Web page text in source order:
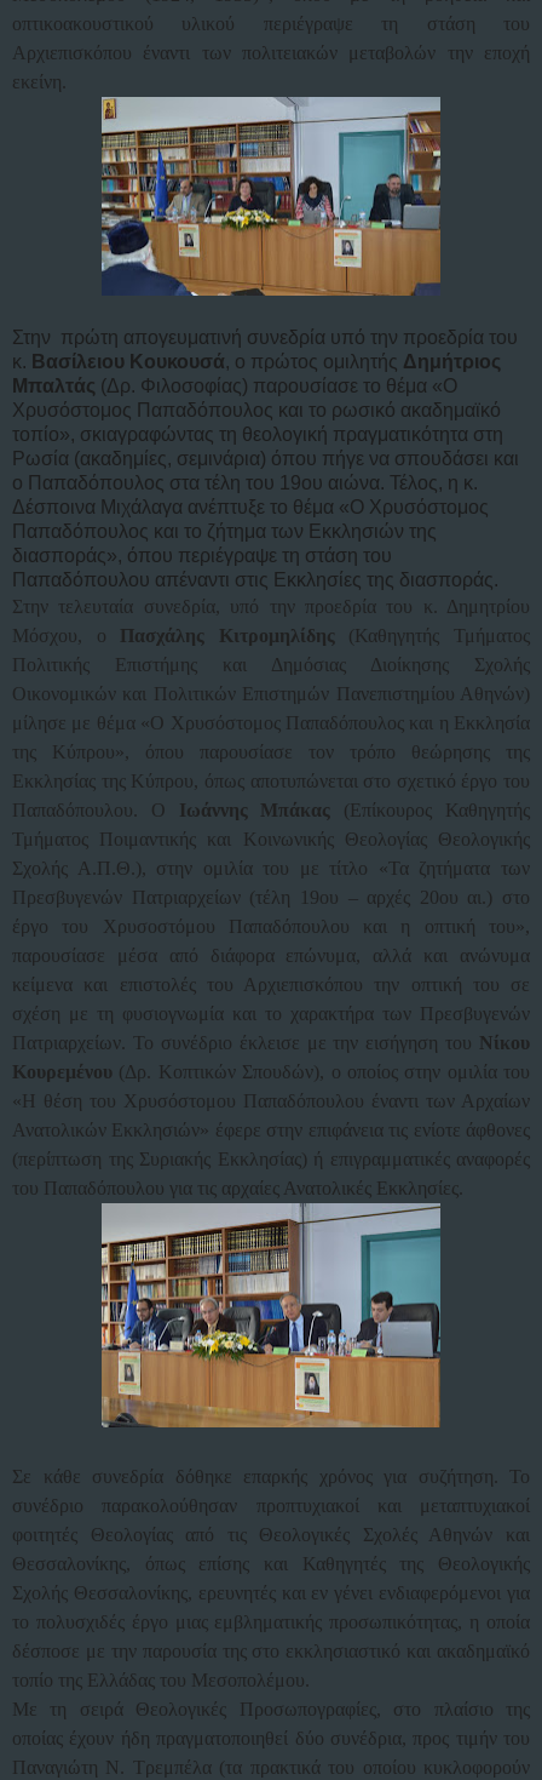
οπτικοακουστικού υλικού περιέγραψε τη στάση του
Αρχιεπισκόπου έναντι των πολιτειακών μεταβολών την εποχή
εκείνη.
Στην πρώτη απογευματινή συνεδρία υπό την προεδρία του
κ. Βασίλειου Κουκουσά, ο πρώτος ομιλητής Δημήτριος
Μπαλτάς (Δρ. Φιλοσοφίας) παρουσίασε το θέμα «Ο
Χρυσόστομος Παπαδόπουλος και το ρωσικό ακαδημαϊκό
τοπίο», σκιαγραφώντας τη θεολογική πραγματικότητα στη
Ρωσία (ακαδημίες, σεμινάρια) όπου πήγε να σπουδάσει και
ο Παπαδόπουλος στα τέλη του 19ου αιώνα. Τέλος, η κ.
Δέσποινα Μιχάλαγα ανέπτυξε το θέμα «Ο Χρυσόστομος
Παπαδόπουλος και το ζήτημα των Εκκλησιών της
διασποράς», όπου περιέγραψε τη στάση του
Παπαδόπουλου απέναντι στις Εκκλησίες της διασποράς.
Στην τελευταία συνεδρία, υπό την προεδρία του κ. Δημητρίου
Μόσχου, ο Πασχάλης Κιτρομηλίδης (Καθηγητής Τμήματος
Πολιτικής Επιστήμης και Δημόσιας Διοίκησης Σχολής
Οικονομικών και Πολιτικών Επιστημών Πανεπιστημίου Αθηνών)
μίλησε με θέμα «Ο Χρυσόστομος Παπαδόπουλος και η Εκκλησία
της Κύπρου», όπου παρουσίασε τον τρόπο θεώρησης της
Εκκλησίας της Κύπρου, όπως αποτυπώνεται στο σχετικό έργο του
Παπαδόπουλου. Ο Ιωάννης Μπάκας (Επίκουρος Καθηγητής
Τμήματος Ποιμαντικής και Κοινωνικής Θεολογίας Θεολογικής
Σχολής Α.Π.Θ.), στην ομιλία του με τίτλο «Τα ζητήματα των
Πρεσβυγενών Πατριαρχείων (τέλη 19ου – αρχές 20ου αι.) στο
έργο του Χρυσοστόμου Παπαδόπουλου και η οπτική του»,
παρουσίασε μέσα από διάφορα επώνυμα, αλλά και ανώνυμα
κείμενα και επιστολές του Αρχιεπισκόπου την οπτική του σε
σχέση με τη φυσιογνωμία και το χαρακτήρα των Πρεσβυγενών
Πατριαρχείων. Το συνέδριο έκλεισε με την εισήγηση του Νίκου
Κουρεμένου (Δρ. Κοπτικών Σπουδών), ο οποίος στην ομιλία του
«Η θέση του Χρυσόστομου Παπαδόπουλου έναντι των Αρχαίων
Ανατολικών Εκκλησιών» έφερε στην επιφάνεια τις ενίοτε άφθονες
(περίπτωση της Συριακής Εκκλησίας) ή επιγραμματικές αναφορές
του Παπαδόπουλου για τις αρχαίες Ανατολικές Εκκλησίες.
Σε κάθε συνεδρία δόθηκε επαρκής χρόνος για συζήτηση. Το
συνέδριο παρακολούθησαν προπτυχιακοί και μεταπτυχιακοί
φοιτητές Θεολογίας από τις Θεολογικές Σχολές Αθηνών και
Θεσσαλονίκης, όπως επίσης και Καθηγητές της Θεολογικής
Σχολής Θεσσαλονίκης, ερευνητές και εν γένει ενδιαφερόμενοι για
το πολυσχιδές έργο μιας εμβληματικής προσωπικότητας, η οποία
δέσποσε με την παρουσία της στο εκκλησιαστικό και ακαδημαϊκό
τοπίο της Ελλάδας του Μεσοπολέμου.
Με τη σειρά Θεολογικές Προσωπογραφίες, στο πλαίσιο της
οποίας έχουν ήδη πραγματοποιηθεί δύο συνέδρια, προς τιμήν του
Παναγιώτη Ν. Τρεμπέλα (τα πρακτικά του οποίου κυκλοφορούν